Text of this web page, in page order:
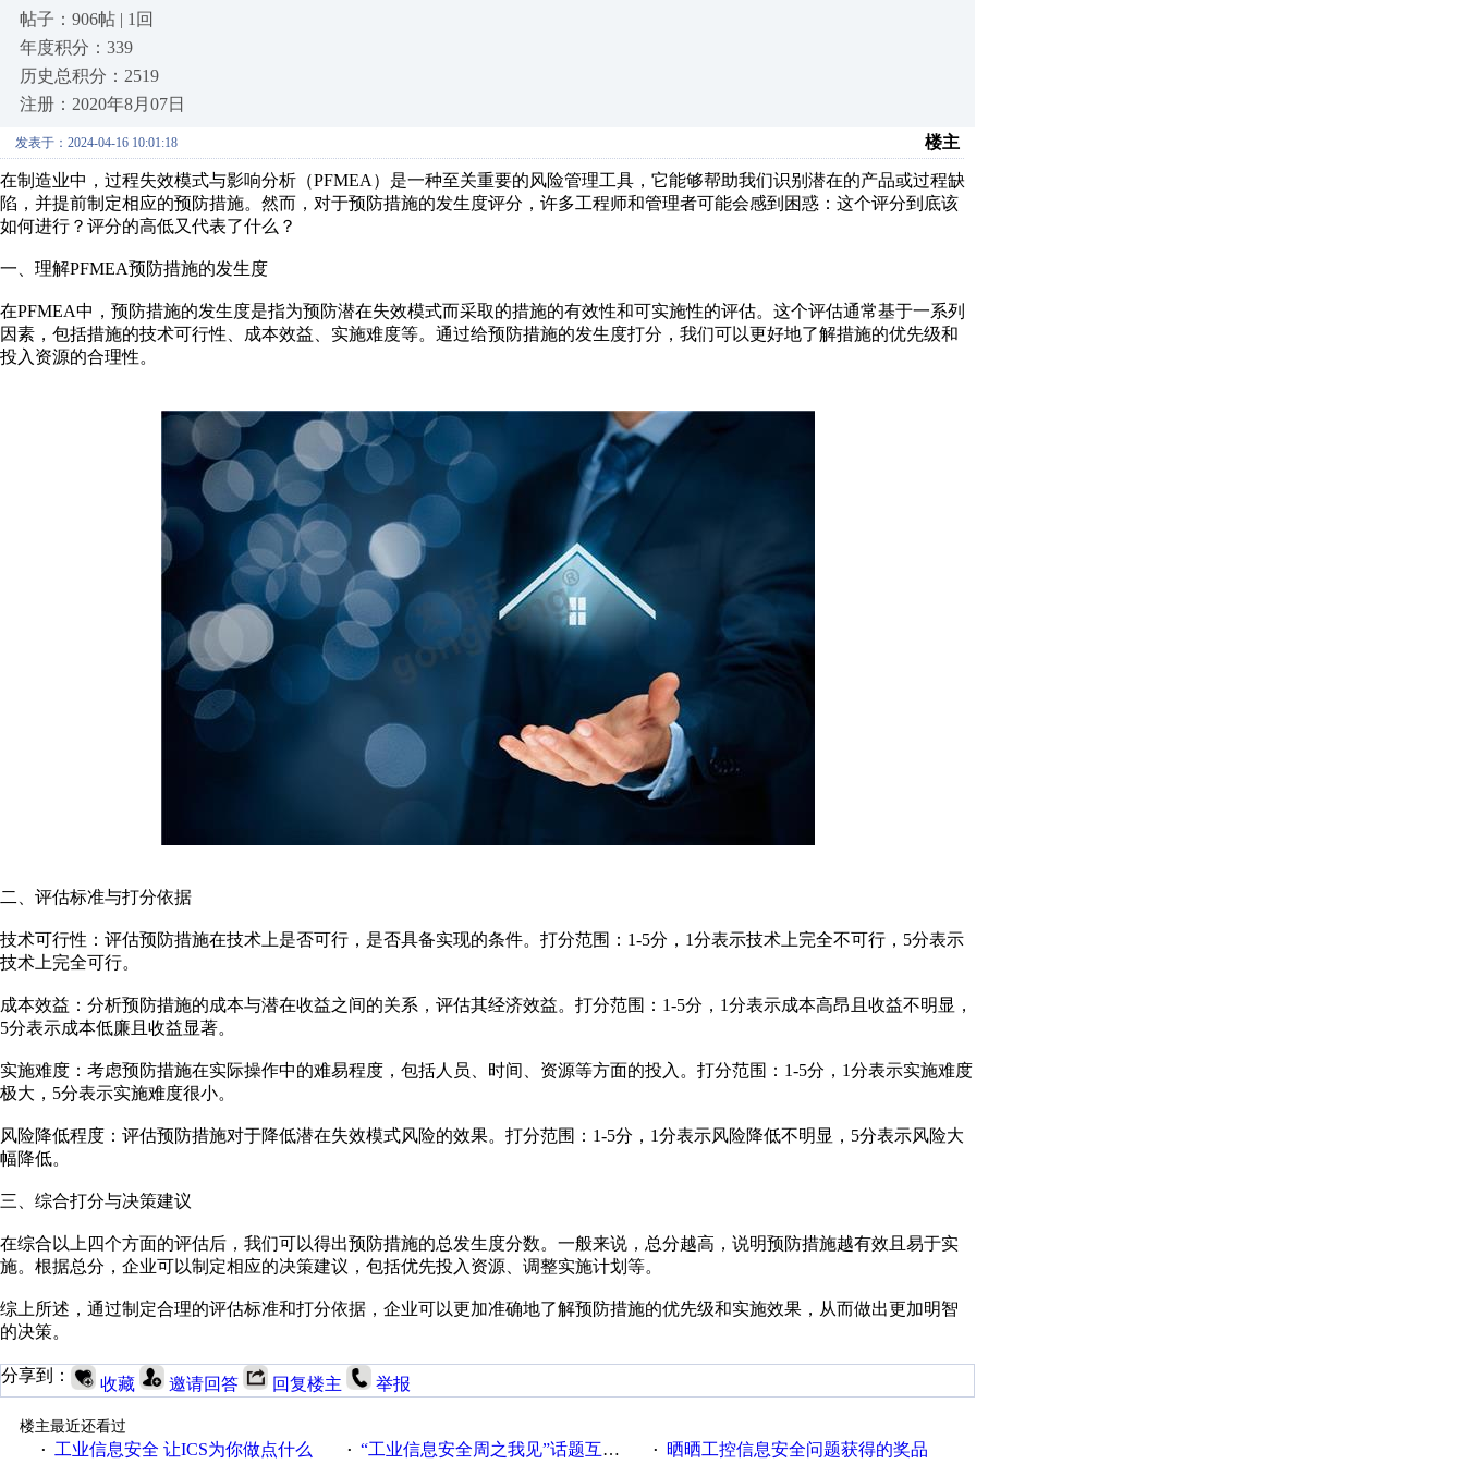
帖子：906帖 | 1回
年度积分：339
历史总积分：2519
注册：2020年8月07日
发表于：2024-04-16 10:01:18 楼主
在制造业中，过程失效模式与影响分析（PFMEA）是一种至关重要的风险管理工具，它能够帮助我们识别潜在的产品或过程缺
陷，并提前制定相应的预防措施。然而，对于预防措施的发生度评分，许多工程师和管理者可能会感到困惑：这个评分到底该
如何进行？评分的高低又代表了什么？
一、理解PFMEA预防措施的发生度
在PFMEA中，预防措施的发生度是指为预防潜在失效模式而采取的措施的有效性和可实施性的评估。这个评估通常基于一系列
因素，包括措施的技术可行性、成本效益、实施难度等。通过给预防措施的发生度打分，我们可以更好地了解措施的优先级和
投入资源的合理性。
二、评估标准与打分依据
技术可行性：评估预防措施在技术上是否可行，是否具备实现的条件。打分范围：1-5分，1分表示技术上完全不可行，5分表示
技术上完全可行。
成本效益：分析预防措施的成本与潜在收益之间的关系，评估其经济效益。打分范围：1-5分，1分表示成本高昂且收益不明显，
5分表示成本低廉且收益显著。
实施难度：考虑预防措施在实际操作中的难易程度，包括人员、时间、资源等方面的投入。打分范围：1-5分，1分表示实施难度
极大，5分表示实施难度很小。
风险降低程度：评估预防措施对于降低潜在失效模式风险的效果。打分范围：1-5分，1分表示风险降低不明显，5分表示风险大
幅降低。
三、综合打分与决策建议
在综合以上四个方面的评估后，我们可以得出预防措施的总发生度分数。一般来说，总分越高，说明预防措施越有效且易于实
施。根据总分，企业可以制定相应的决策建议，包括优先投入资源、调整实施计划等。
综上所述，通过制定合理的评估标准和打分依据，企业可以更加准确地了解预防措施的优先级和实施效果，从而做出更加明智
的决策。
分享到： 收藏 邀请回答 回复楼主 举报
楼主最近还看过
·
工业信息安全 让ICS为你做点什么 · “工业信息安全周之我见”话题互动获奖名单发布公告 · 晒晒工控信息安全问题获得的奖品